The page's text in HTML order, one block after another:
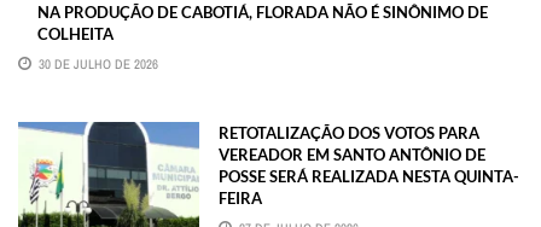
NA PRODUÇÃO DE CABOTIÁ, FLORADA NÃO É SINÔNIMO DE
COLHEITA
30 DE JULHO DE 2026
RETOTALIZAÇÃO DOS VOTOS PARA
VEREADOR EM SANTO ANTÔNIO DE
POSSE SERÁ REALIZADA NESTA QUINTA-
FEIRA